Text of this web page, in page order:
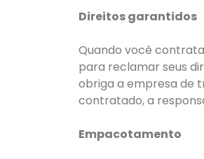
Direitos garantidos
Quando você
para reclamar seus
obriga a empresa de
contratado, a
Empacotamento